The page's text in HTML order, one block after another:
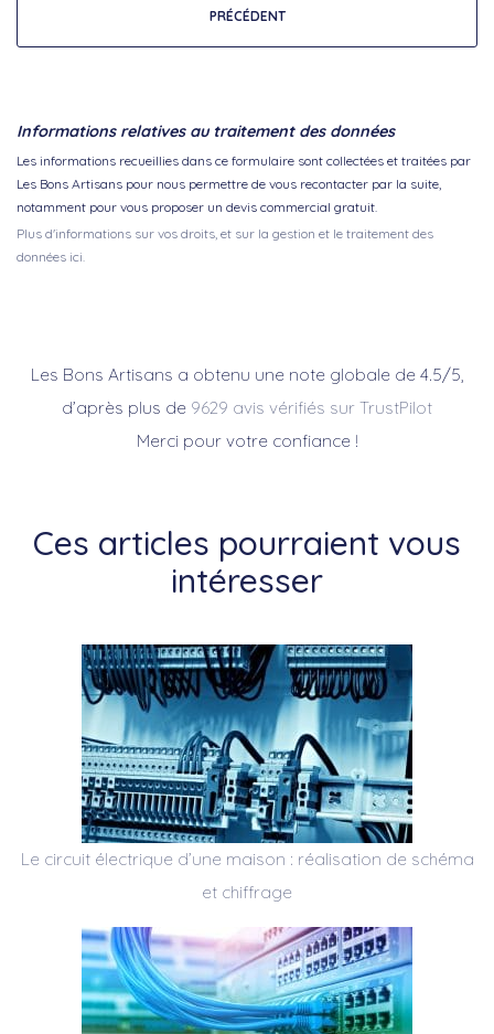
PRÉCÉDENT
Informations relatives au traitement des données
Les informations recueillies dans ce formulaire sont collectées et traitées par
Les Bons Artisans pour nous permettre de vous recontacter par la suite,
notamment pour vous proposer un devis commercial gratuit.
Plus d'informations sur vos droits, et sur la gestion et le traitement des
données ici.
Les Bons Artisans a obtenu une note globale de 4.5/5,
d’après plus de 9629 avis vérifiés sur TrustPilot
Merci pour votre confiance !
Ces articles pourraient vous
intéresser
Le circuit électrique d’une maison : réalisation de schéma
et chiffrage